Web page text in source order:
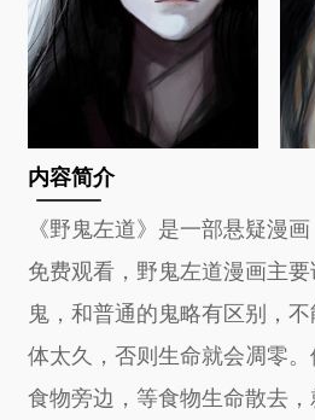
内容简介
《野鬼左道》是一部悬疑漫
免费观看，野鬼左道漫画主
鬼，和普通的鬼略有区别，
体太久，否则生命就会凋零
食物旁边，等食物生命散去，